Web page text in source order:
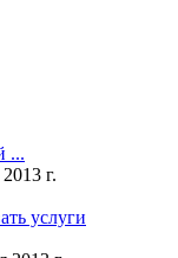
...
г.
услуги